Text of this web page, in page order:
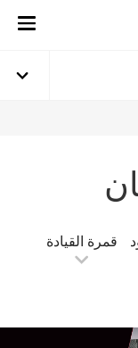
قمرة القيادة